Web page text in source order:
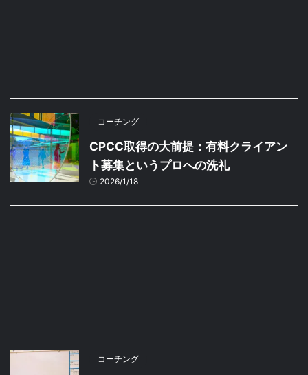
コーチング
CPCC取得の大前提：有料クライアン
ト募集というプロへの洗礼
2026/1/18
コーチング